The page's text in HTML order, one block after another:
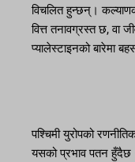
विचलित हुन्छन्।
वित्त तनावग्रस्त छ, वा
प्यालेस्टाइनको बारेमा
पश्चिमी युरोपको
यसको प्रभाव पतन हुँदैछ